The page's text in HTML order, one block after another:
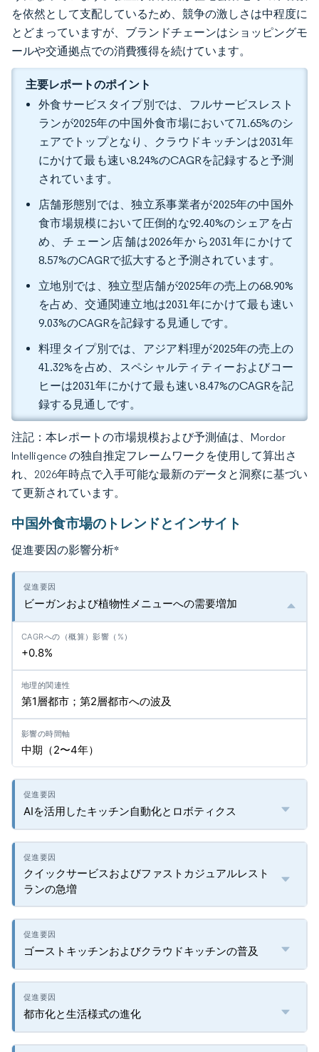
を依然として支配しているため、競争の激しさは中程度に
とどまっていますが、ブランドチェーンはショッピングモ
ールや交通拠点での消費獲得を続けています。
主要レポートのポイント
外食サービスタイプ別では、フルサービスレスト
ランが2025年の中国外食市場において71.65%のシ
ェアでトップとなり、クラウドキッチンは2031年
にかけて最も速い8.24%のCAGRを記録すると予測
されています。
店舗形態別では、独立系事業者が2025年の中国外
食市場規模において圧倒的な92.40%のシェアを占
め、チェーン店舗は2026年から2031年にかけて
8.57%のCAGRで拡大すると予測されています。
立地別では、独立型店舗が2025年の売上の68.90%
を占め、交通関連立地は2031年にかけて最も速い
9.03%のCAGRを記録する見通しです。
料理タイプ別では、アジア料理が2025年の売上の
41.32%を占め、スペシャルティティーおよびコー
ヒーは2031年にかけて最も速い8.47%のCAGRを記
録する見通しです。
注記：本レポートの市場規模および予測値は、Mordor
Intelligence の独自推定フレームワークを使用して算出さ
れ、2026年時点で入手可能な最新のデータと洞察に基づい
て更新されています。
中国外食市場のトレンドとインサイト
促進要因の影響分析*
ビーガンおよび植物性メニューへの需要増加
+0.8%
第1層都市；第2層都市への波及
中期（2〜4年）
AIを活用したキッチン自動化とロボティクス
クイックサービスおよびファストカジュアルレスト
ランの急増
ゴーストキッチンおよびクラウドキッチンの普及
都市化と生活様式の進化